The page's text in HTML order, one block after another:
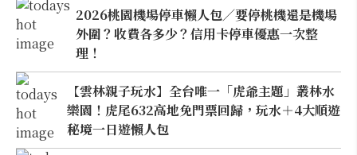
2026桃園機場停車懶人包／要停桃機還是機場
外圍？收費各多少？信用卡停車優惠一次整
理！
【雲林親子玩水】全台唯一「虎爺主題」叢林水
樂園！虎尾632高地免門票回歸，玩水＋4大順遊
秘境一日遊懶人包